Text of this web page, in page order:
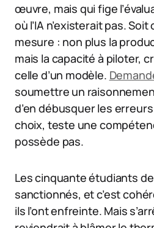
œuvre, mais qui fige
où l’IA n’existerait pas.
mesure : non plus la
mais la capacité à piloter,
celle d’un modèle.
soumettre un
d’en débusquer les
choix, teste une
possède pas.
Les cinquante étudiants
sanctionnés, et c’est
ils l’ont enfreinte. Mais